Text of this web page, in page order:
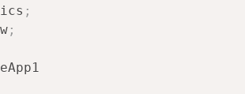
;
;